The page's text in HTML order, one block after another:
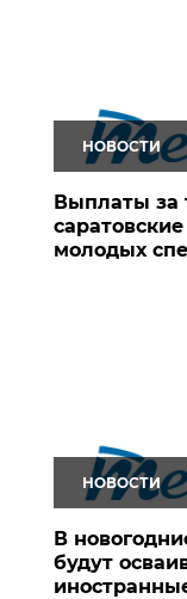
НОВОСТИ
Выплаты за
молодых
НОВОСТИ
В
будут